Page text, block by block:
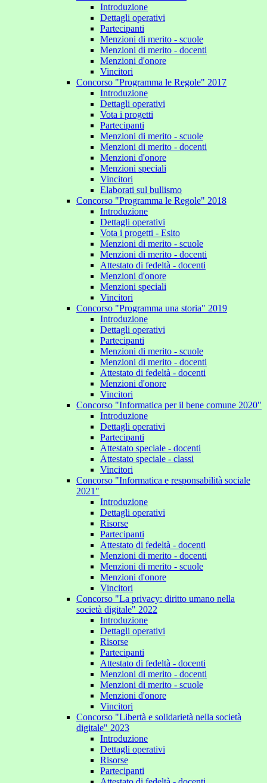
Introduzione
Dettagli operativi
Partecipanti
Menzioni di merito - scuole
Menzioni di merito - docenti
Menzioni d'onore
Vincitori
Concorso "Programma le Regole" 2017
Introduzione
Dettagli operativi
Vota i progetti
Partecipanti
Menzioni di merito - scuole
Menzioni di merito - docenti
Menzioni d'onore
Menzioni speciali
Vincitori
Elaborati sul bullismo
Concorso "Programma le Regole" 2018
Introduzione
Dettagli operativi
Vota i progetti - Esito
Menzioni di merito - scuole
Menzioni di merito - docenti
Attestato di fedeltà - docenti
Menzioni d'onore
Menzioni speciali
Vincitori
Concorso "Programma una storia" 2019
Introduzione
Dettagli operativi
Partecipanti
Menzioni di merito - scuole
Menzioni di merito - docenti
Attestato di fedeltà - docenti
Menzioni d'onore
Vincitori
Concorso "Informatica per il bene comune 2020"
Introduzione
Dettagli operativi
Partecipanti
Attestato speciale - docenti
Attestato speciale - classi
Vincitori
Concorso "Informatica e responsabilità sociale
2021"
Introduzione
Dettagli operativi
Risorse
Partecipanti
Attestato di fedeltà - docenti
Menzioni di merito - docenti
Menzioni di merito - scuole
Menzioni d'onore
Vincitori
Concorso "La privacy: diritto umano nella
società digitale" 2022
Introduzione
Dettagli operativi
Risorse
Partecipanti
Attestato di fedeltà - docenti
Menzioni di merito - docenti
Menzioni di merito - scuole
Menzioni d'onore
Vincitori
Concorso "Libertà e solidarietà nella società
digitale" 2023
Introduzione
Dettagli operativi
Risorse
Partecipanti